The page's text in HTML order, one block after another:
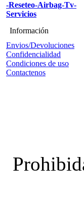
-Reseteo-Airbag-Tv-
Servicios
Información
Envios/Devoluciones
Confidencialidad
Condiciones de uso
Contactenos